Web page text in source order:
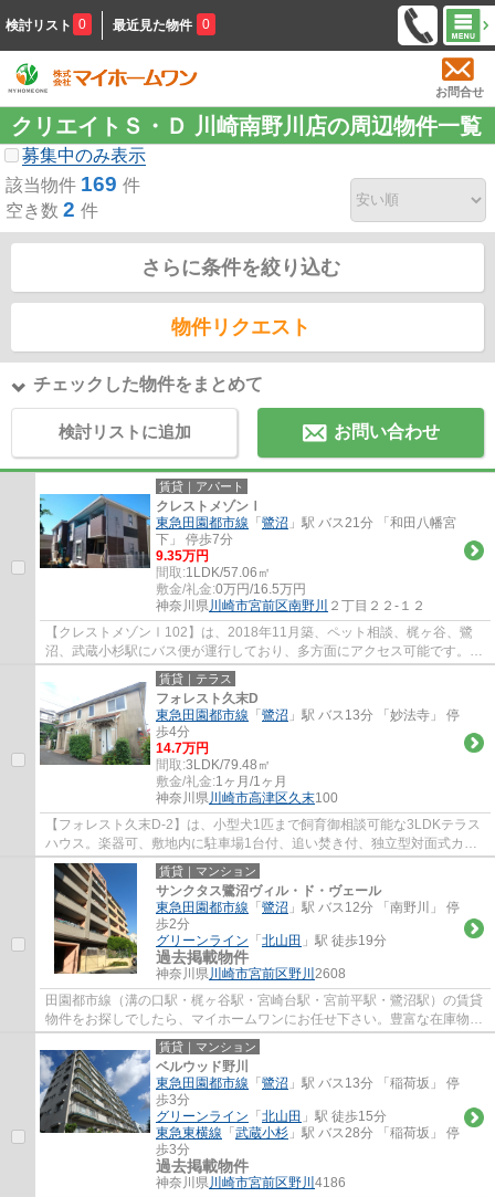
検討リスト 0 最近見た物件 0
お問合せ
クリエイトＳ・Ｄ 川崎南野川店の周辺物件一覧
募集中のみ表示
該当物件 169 件
空き数 2 件
さらに条件を絞り込む
物件リクエスト
チェックした物件をまとめて
検討リストに追加 お問い合わせ
賃貸｜アパート
クレストメゾンⅠ
東急田園都市線 「 鷺沼 」駅 バス21分 「和田八幡宮
下」 停歩7分
9.35万円
間取:1LDK/57.06㎡
敷金/礼金:0万円/16.5万円
神奈川県川崎市宮前区南野川 ２丁目２２-１２
【クレストメゾンⅠ102】は、2018年11月築、ペット相談、梶ヶ谷、鷺
沼、武蔵小杉駅にバス便が運行しており、多方面にアクセス可能です。港
北ニュータウンのセンター北、センター南に車...
賃貸｜テラス
フォレスト久末D
東急田園都市線 「 鷺沼 」駅 バス13分 「妙法寺」 停
歩4分
14.7万円
間取:3LDK/79.48㎡
敷金/礼金:1ヶ月/1ヶ月
神奈川県川崎市高津区久末100
【フォレスト久末D-2】は、小型犬1匹まで飼育御相談可能な3LDKテラス
ハウス。楽器可、敷地内に駐車場1台付、追い焚き付、独立型対面式カウ
ンター付システムキッチン。エアコン、TVモニ...
賃貸｜マンション
サンクタス鷺沼ヴィル・ド・ヴェール
東急田園都市線 「 鷺沼 」駅 バス12分 「南野川」 停
歩2分
グリーンライン 「 北山田 」駅 徒歩19分
過去掲載物件
神奈川県川崎市宮前区野川 2608
田園都市線（溝の口駅・梶ヶ谷駅・宮崎台駅・宮前平駅・鷺沼駅）の賃貸
物件をお探しでしたら、マイホームワンにお任せ下さい。豊富な在庫物件
から、お客様のご要望に合うお部屋をご提...
賃貸｜マンション
ベルウッド野川
東急田園都市線 「 鷺沼 」駅 バス13分 「稲荷坂」 停
歩3分
グリーンライン 「 北山田 」駅 徒歩15分
東急東横線 「 武蔵小杉 」駅 バス28分 「稲荷坂」 停
歩3分
過去掲載物件
神奈川県川崎市宮前区野川 4186